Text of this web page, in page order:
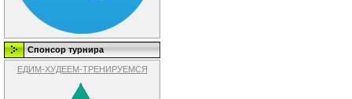
Спонсор турнира
ЕДИМ-ХУДЕЕМ-ТРЕНИРУЕМСЯ